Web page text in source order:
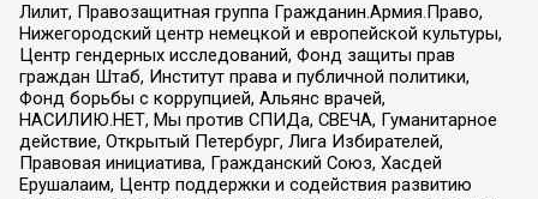
Лилит, Правозащитная группа Гражданин.Армия.Право,
Нижегородский центр немецкой и европейской культуры,
Центр гендерных исследований, Фонд защиты прав
граждан Штаб, Институт права и публичной политики,
Фонд борьбы с коррупцией, Альянс врачей,
НАСИЛИЮ.НЕТ, Мы против СПИДа, СВЕЧА, Гуманитарное
действие, Открытый Петербург, Лига Избирателей,
Правовая инициатива, Гражданский Союз, Хасдей
Ерушалаим, Центр поддержки и содействия развитию